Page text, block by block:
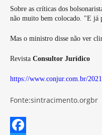
Sobre as críticas dos
não muito bem colocado. "E já
Mas o ministro disse não ver
Revista Consultor Jurídico
https://www.conjur.com.br/
Fonte:sintracimento.orgbr